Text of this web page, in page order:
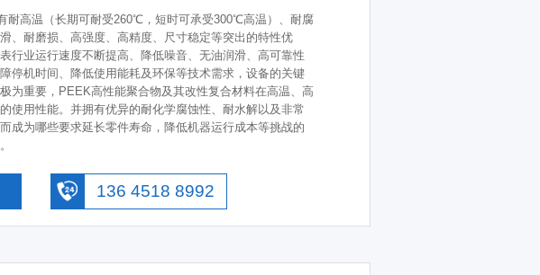
耐高温（长期可耐受260℃，短时可承受300℃高温）、耐腐
、耐磨损、高强度、高精度、尺寸稳定等突出的特性优
行业运行速度不断提高、降低噪音、无油润滑、高可靠性
停机时间、降低使用能耗及环保等技术需求，设备的关键
为重要，PEEK高性能聚合物及其改性复合材料在高温、高
使用性能。并拥有优异的耐化学腐蚀性、耐水解以及非常
成为哪些要求延长零件寿命，降低机器运行成本等挑战的
136 4518 8992